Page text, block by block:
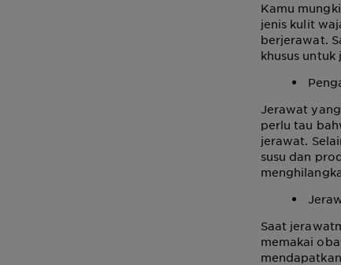
Kamu
jenis kulit
berjerawat.
khusus untuk
Jerawat
perlu tau
jerawat.
susu dan
Saat
memakai